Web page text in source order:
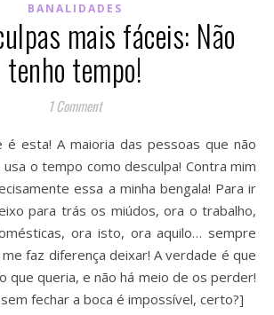
BANALIDADES
mais fáceis: Não
tenho tempo!
1 Comment
é esta! A maioria das pessoas que não
o tempo como desculpa! Contra mim
essa a minha bengala! Para ir
para trás os miúdos, ora o trabalho,
ora isto, ora aquilo… sempre
faz diferença deixar! A verdade é que
que queria, e não há meio de os perder!
fechar a boca é impossível, certo?]